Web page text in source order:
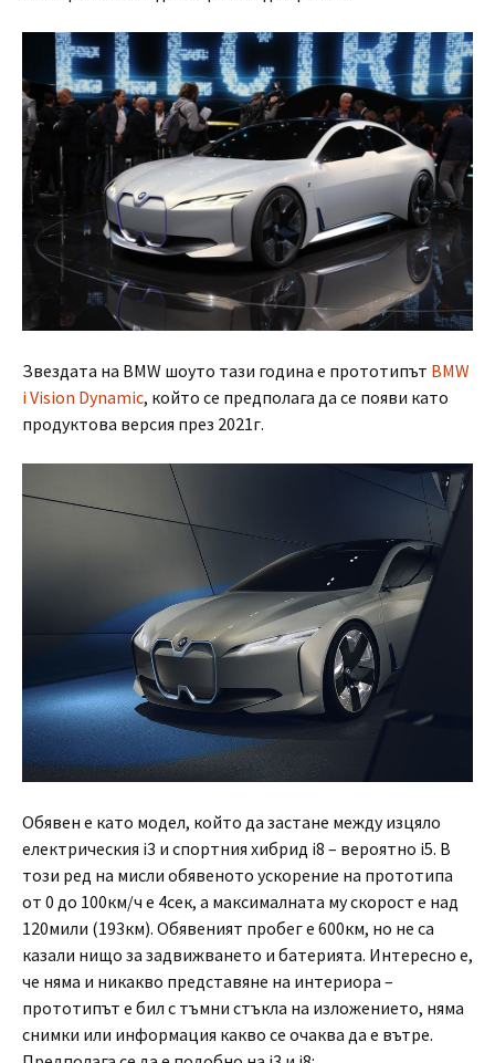
Звездата на BMW шоуто тази година е прототипът BMW
i Vision Dynamic, който се предполага да се появи като
продуктова версия през 2021г.
Обявен е като модел, който да застане между изцяло
електрическия i3 и спортния хибрид i8 – вероятно i5. В
този ред на мисли обявеното ускорение на прототипа
от 0 до 100км/ч е 4сек, а максималната му скорост е над
120мили (193км). Обявеният пробег е 600км, но не са
казали нищо за задвижването и батерията. Интересно е,
че няма и никакво представяне на интериора –
прототипът е бил с тъмни стъкла на изложението, няма
снимки или информация какво се очаква да е вътре.